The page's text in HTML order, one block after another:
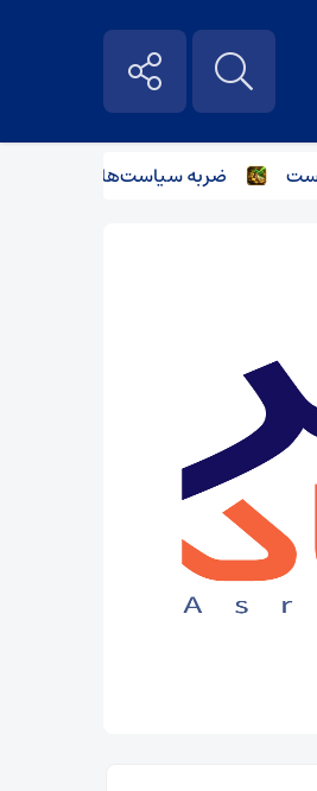
ضربه سیاست‌های غیرکارشناسانه